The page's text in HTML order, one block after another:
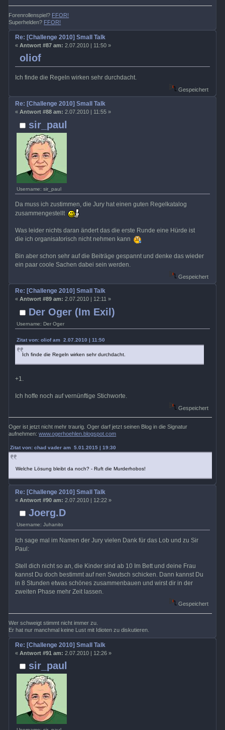
Forenrollenspiel? FFOR!
Superhelden? FFOR!
oliof
Re: [Challenge 2010] Small Talk
« Antwort #87 am: 2.07.2010 | 11:50 »
Ich finde die Regeln wirken sehr durchdacht.
Gespeichert
sir_paul
Username: sir_paul
Re: [Challenge 2010] Small Talk
« Antwort #88 am: 2.07.2010 | 11:55 »
Da muss ich zustimmen, die Jury hat einen guten Regelkatalog
zusammengestellt
Was leider nichts daran ändert das die erste Runde eine Hürde ist
die ich organisatorisch nicht nehmen kann
Bin aber schon sehr auf die Beiträge gespannt und denke das wieder
ein paar coole Sachen dabei sein werden.
Gespeichert
Der Oger (Im Exil)
Username: Der Oger
Re: [Challenge 2010] Small Talk
« Antwort #89 am: 2.07.2010 | 12:11 »
Zitat von: oliof am 2.07.2010 | 11:50
Ich finde die Regeln wirken sehr durchdacht.
+1.
Ich hoffe noch auf vernünftige Stichworte.
Gespeichert
Oger ist jetzt nicht mehr traurig. Oger darf jetzt seinen Blog in die Signatur
aufnehmen:www.ogerhoehlen.blogspot.com
Zitat von: chad vader am 5.01.2015 | 19:30
Welche Lösung bleibt da noch? - Ruft die Murderhobos!
Joerg.D
Username: Juhanito
Re: [Challenge 2010] Small Talk
« Antwort #90 am: 2.07.2010 | 12:22 »
Ich sage mal im Namen der Jury vielen Dank für das Lob und zu Sir
Paul:
Stell dich nicht so an, die Kinder sind ab 10 Im Bett und deine Frau
kannst Du doch bestimmt auf nen Swutsch schicken. Dann kannst Du
in 8 Stunden etwas schönes zusammenbauen und wirst dir in der
zweiten Phase mehr Zeit lassen.
Gespeichert
Wer schweigt stimmt nicht immer zu.
Er hat nur manchmal keine Lust mit Idioten zu diskutieren.
sir_paul
Re: [Challenge 2010] Small Talk
« Antwort #91 am: 2.07.2010 | 12:26 »